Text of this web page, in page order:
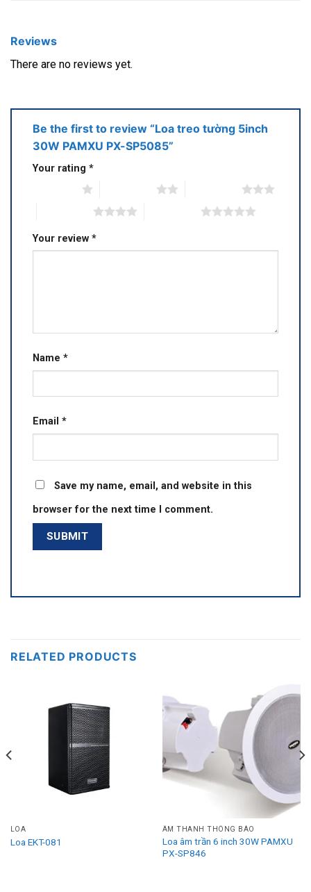
Reviews
There are no reviews yet.
Be the first to review “Loa treo tường 5inch
30W PAMXU PX-SP5085”
Your rating *
Your review *
Name *
Email *
Save my name, email, and website in this
browser for the next time I comment.
RELATED PRODUCTS
LOA
Loa EKT-081
ÂM THANH THÔNG BÁO
Loa âm trần 6 inch 30W PAMXU
PX-SP846